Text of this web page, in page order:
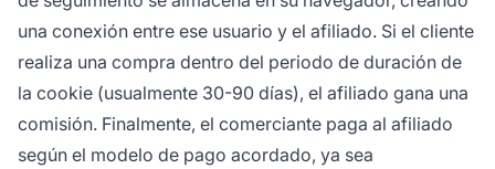
una conexión entre ese usuario y el afiliado. Si el cliente
realiza una compra dentro del periodo de duración de
la cookie (usualmente 30-90 días), el afiliado gana una
comisión. Finalmente, el comerciante paga al afiliado
según el modelo de pago acordado, ya sea